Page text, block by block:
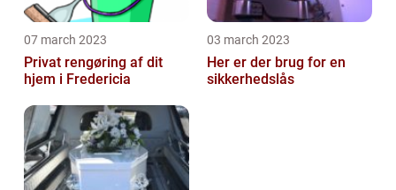
07 march 2023
Privat rengøring af dit
hjem i Fredericia
03 march 2023
Her er der brug for en
sikkerhedslås